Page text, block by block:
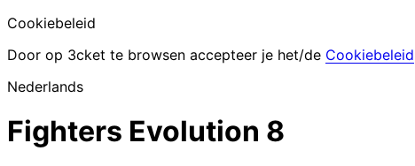
Cookiebeleid
Door op 3cket te browsen accepteer je het/de Cookiebeleid
Nederlands
Fighters Evolution 8